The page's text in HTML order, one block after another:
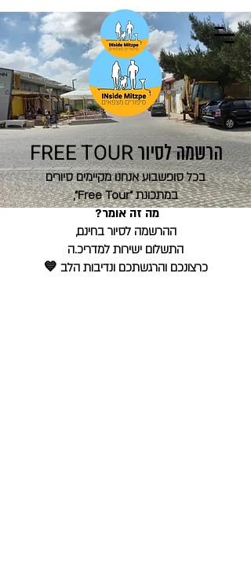
בכל סופשבוע אנחנו מקיימים סיורים
במתכונת "Free Tour",
מה זה אומר?
ההרשמה לסיור בחינם,
התשלום ישירות למדריכ.ה
כרצונכם והרגשתכם ונדיבות הלב 💙
הרשמה לסיורFREE TOUR